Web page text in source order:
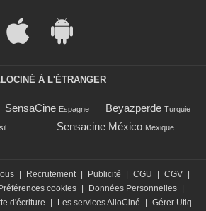
À L'ÉTRANGER
SensaCine Espagne Beyazperde Turquie
Sensacine México Mexique
| Recrutement | Publicité | CGU | CGV |
cookies | Données Personnelles |
d'écriture | Les services AlloCiné | Gérer Utiq